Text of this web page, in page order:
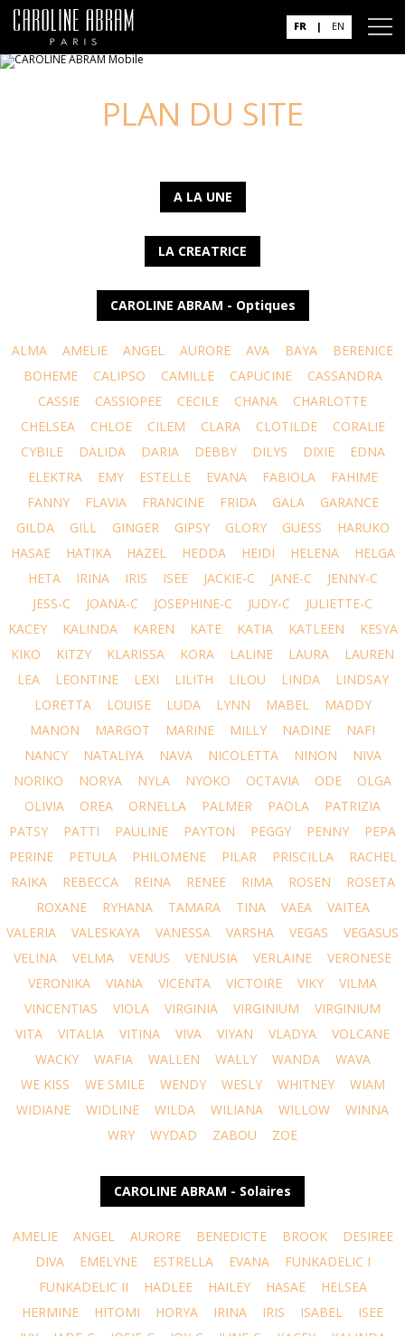
FR | EN
PLAN DU SITE
A LA UNE
LA CREATRICE
CAROLINE ABRAM - Optiques
ALMA AMELIE ANGEL AURORE AVA BAYA
BERENICE
BOHEME
CALIPSO CAMILLE CAPUCINE
CASSANDRA
CASSIE
CASSIOPEE CECILE CHANA
CHARLOTTE
CHELSEA
CHLOE CILEM CLARA CLOTILDE
CORALIE
CYBILE
DALIDA DARIA DEBBY DILYS DIXIE
EDNA
ELEKTRA
EMY ESTELLE EVANA FABIOLA
FAHIME
FANNY
FLAVIA FRANCINE FRIDA GALA
GARANCE
GILDA
GILL GINGER GIPSY GLORY GUESS
HARUKO
HASAE
HATIKA HAZEL HEDDA HEIDI HELENA
HELGA
HETA
IRINA IRIS ISEE JACKIE-C JANE-C
JENNY-C
JESS-C
JOANA-C JOSEPHINE-C JUDY-C
JULIETTE-C
KACEY
KALINDA KAREN KATE KATIA KATLEEN
KESYA
KIKO
KITZY KLARISSA KORA LALINE LAURA
LAUREN
LEA
LEONTINE LEXI LILITH LILOU LINDA
LINDSAY
LORETTA
LOUISE LUDA LYNN MABEL
MADDY
MANON
MARGOT MARINE MILLY NADINE
NAFI
NANCY
NATALIYA NAVA NICOLETTA NINON
NIVA
NORIKO
NORYA NYLA NYOKO OCTAVIA ODE
OLGA
OLIVIA
OREA ORNELLA PALMER PAOLA
PATRIZIA
PATSY
PATTI PAULINE PAYTON PEGGY PENNY
PEPA
PERINE
PETULA PHILOMENE PILAR PRISCILLA
RACHEL
RAIKA
REBECCA REINA RENEE RIMA ROSEN
ROSETA
ROXANE
RYHANA TAMARA TINA VAEA
VAITEA
VALERIA
VALESKAYA VANESSA VARSHA VEGAS
VEGASUS
VELINA
VELMA VENUS VENUSIA VERLAINE
VERONESE
VERONIKA
VIANA VICENTA VICTOIRE VIKY
VILMA
VINCENTIAS
VIOLA VIRGINIA VIRGINIUM
VIRGINIUM
VITA
VITALIA VITINA VIVA VIYAN VLADYA
VOLCANE
WACKY
WAFIA WALLEN WALLY WANDA
WAVA
WE KISS
WE SMILE WENDY WESLY WHITNEY
WIAM
WIDIANE
WIDLINE WILDA WILIANA WILLOW
WINNA
WRY
WYDAD ZABOU ZOE
CAROLINE ABRAM - Solaires
AMELIE ANGEL AURORE BENEDICTE BROOK
DESIREE
DIVA
EMELYNE ESTRELLA EVANA
FUNKADELIC I
FUNKADELIC II
HADLEE HAILEY HASAE
HELSEA
HERMINE
HITOMI HORYA IRINA IRIS ISABEL
ISEE